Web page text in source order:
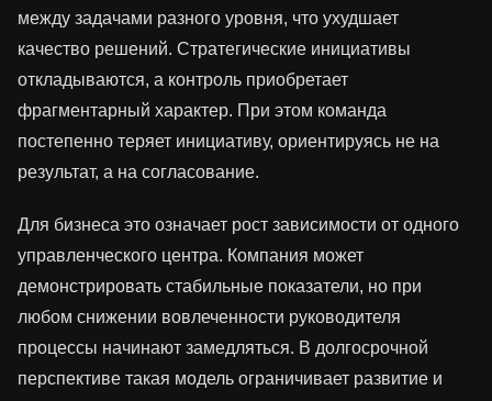
между задачами разного уровня, что ухудшает
качество решений. Стратегические инициативы
откладываются, а контроль приобретает
фрагментарный характер. При этом команда
постепенно теряет инициативу, ориентируясь не на
результат, а на согласование.
Для бизнеса это означает рост зависимости от одного
управленческого центра. Компания может
демонстрировать стабильные показатели, но при
любом снижении вовлеченности руководителя
процессы начинают замедляться. В долгосрочной
перспективе такая модель ограничивает развитие и